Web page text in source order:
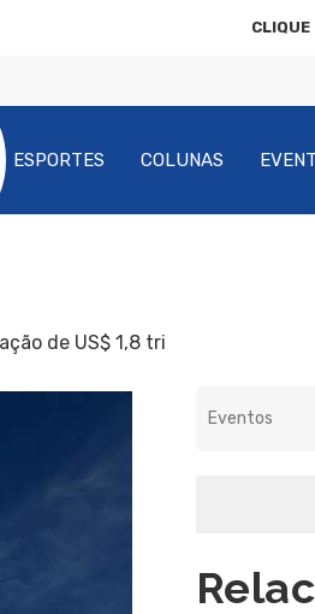
CLIQUE
ESPORTES COLUNAS
de US$ 1,8 tri